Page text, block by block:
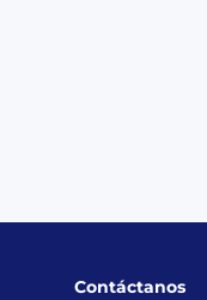
Contáctanos